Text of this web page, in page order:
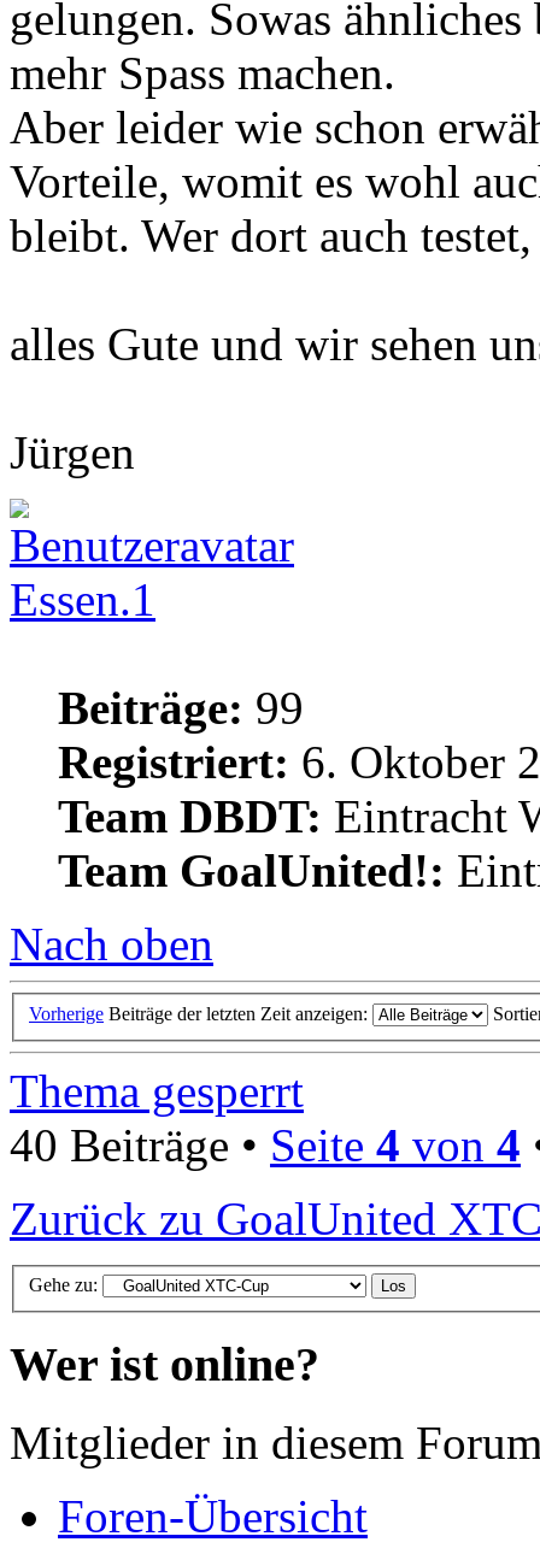
gelungen. Sowas
mehr Spass machen.
Aber leider wie schon
Vorteile, womit es wohl
bleibt. Wer dort auch
alles Gute und wir sehen
Jürgen
Essen.1
Beiträge: 99
Registriert: 6. Oktober
Team DBDT: Eintracht
Team GoalUnited!:
Nach oben
Vorherige Beiträge der letzten Zeit anzeigen:
Thema gesperrt
40 Beiträge • Seite 4 von 4
Zurück zu GoalUnited
Gehe zu:
Wer ist online?
Mitglieder in diesem
Foren-Übersicht